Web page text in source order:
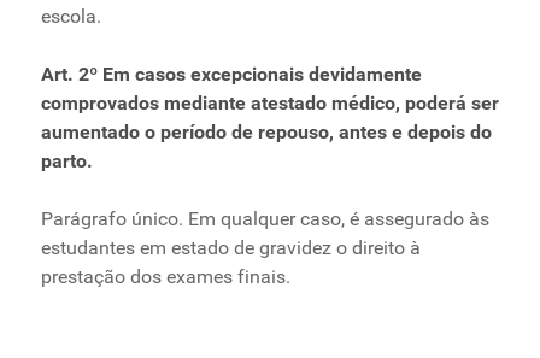
escola.
Art. 2º Em casos excepcionais devidamente
comprovados mediante atestado médico, poderá ser
aumentado o período de repouso, antes e depois do
parto.
Parágrafo único. Em qualquer caso, é assegurado às
estudantes em estado de gravidez o direito à
prestação dos exames finais.